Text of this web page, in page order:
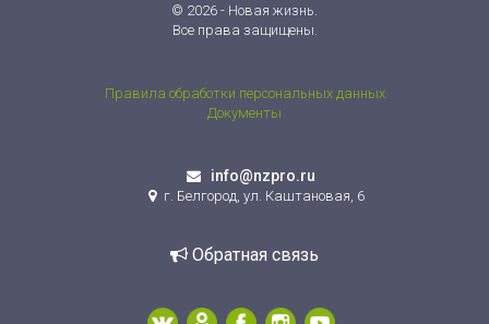
© 2026 - Новая жизнь.
Все права защищены.
Правила обработки персональных данных
Документы
info@nzpro.ru
г. Белгород, ул. Каштановая, 6
Обратная связь